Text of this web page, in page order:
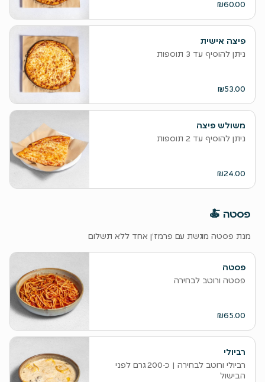
₪60.00
פיצה אישית
ניתן להוסיף עד 3 תוספות
₪53.00
משולש פיצה
ניתן להוסיף עד 2 תוספות
₪24.00
‫פסטה 🍝
מנת פסטה מוגשת עם פרמז׳ן אחד ללא תשלום
פסטה
פסטה ורוטב לבחירה
₪65.00
רביולי
‫רביולי ורוטב לבחירה | כ-200 גרם לפני
הבישול